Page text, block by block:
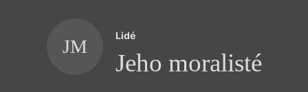
JM Lidé
Jeho moralisté